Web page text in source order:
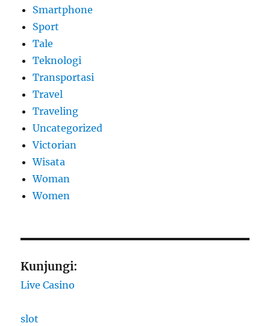
Smartphone
Sport
Tale
Teknologi
Transportasi
Travel
Traveling
Uncategorized
Victorian
Wisata
Woman
Women
Kunjungi:
Live Casino
slot